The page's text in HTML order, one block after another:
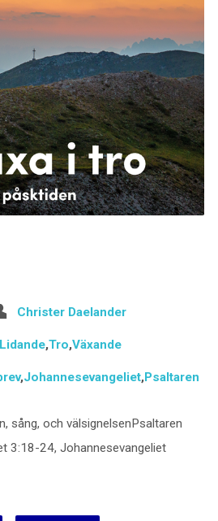
Christer Daelander
,Tro,Växande
,Johannesevangeliet,Psaltaren
sång, och välsignelsenPsaltaren
3:18-24, Johannesevangeliet